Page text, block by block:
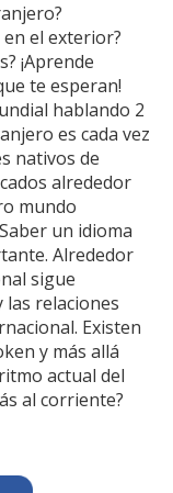
el exterior?
¡Aprende
te esperan!
hablando 2
es cada vez
nativos de
alrededor
mundo
un idioma
Alrededor
sigue
las relaciones
Existen
y más allá
actual del
al corriente?